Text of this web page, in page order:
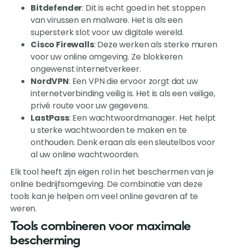
Bitdefender: Dit is echt goed in het stoppen
van virussen en malware. Het is als een
supersterk slot voor uw digitale wereld.
Cisco Firewalls: Deze werken als sterke muren
voor uw online omgeving. Ze blokkeren
ongewenst internetverkeer.
NordVPN: Een VPN die ervoor zorgt dat uw
internetverbinding veilig is. Het is als een veilige,
privé route voor uw gegevens.
LastPass: Een wachtwoordmanager. Het helpt
u sterke wachtwoorden te maken en te
onthouden. Denk eraan als een sleutelbos voor
al uw online wachtwoorden.
Elk tool heeft zijn eigen rol in het beschermen van je
online bedrijfsomgeving. De combinatie van deze
tools kan je helpen om veel online gevaren af te
weren.
Tools combineren voor maximale
bescherming